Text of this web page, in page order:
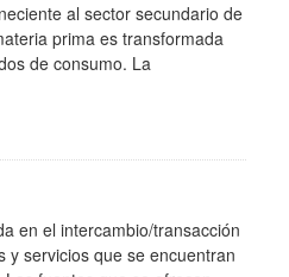
al sector secundario de
prima es transformada
de consumo. La
en el intercambio/transacción
y servicios que se encuentran